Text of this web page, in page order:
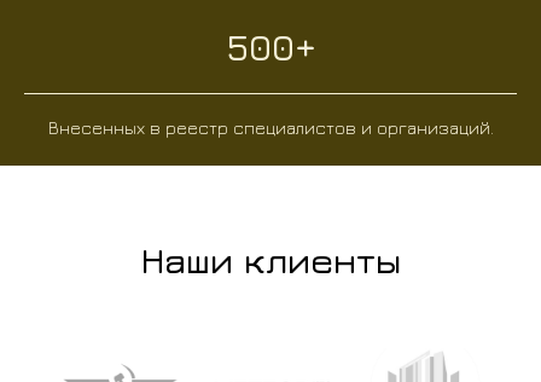
500+
Внесенных в реестр специалистов и организаций.
Наши клиенты